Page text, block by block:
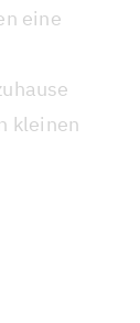
eine
kleinen